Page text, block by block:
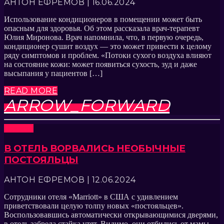
АНТОН ЕФРЕМОВ | 16.06.2024
Использование кондиционеров в помещении может быть
опасным для здоровья. Об этом рассказала врач-терапевт
Юлия Миронова. Врач напомнила, что, в первую очередь,
кондиционер сушит воздух — это может привести к целому
ряду симптомов и проблем. «Потоки сухого воздуха влияют
на состояние кожи: может появиться сухость, зуд и даже
высыпания у пациентов […]
READ MORE
ARROW_FORWARD
В ОТЕЛЬ ВОРВАЛИСЬ НЕОБЫЧНЫЕ
ПОСТОЯЛЬЦЫ
АНТОН ЕФРЕМОВ | 12.06.2024
Сотрудники отеля «Marriott» в США с удивлением
приветствовали целую толпу новых «постояльцев».
Воспользовавшись автоматически открывающимися дверями,